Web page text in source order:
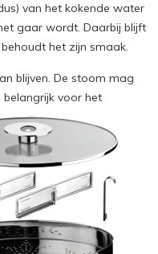
van het kokende water
gaar wordt. Daarbij blijft
het zijn smaak.
blijven. De stoom mag
voor het